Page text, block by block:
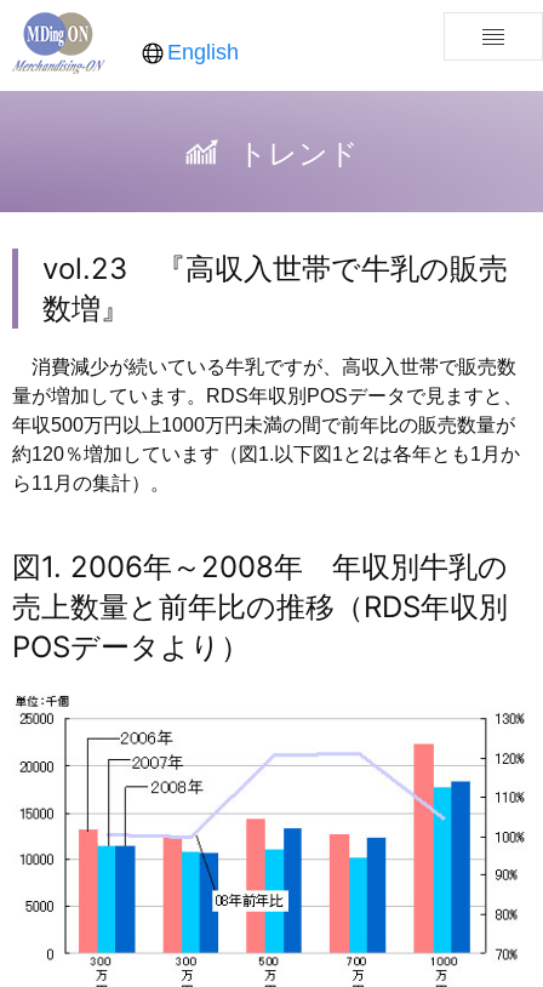
English
トレンド
vol.23 『高収入世帯で牛乳の販売
数増』
消費減少が続いている牛乳ですが、高収入世帯で販売数
量が増加しています。RDS年収別POSデータで見ますと、
年収500万円以上1000万円未満の間で前年比の販売数量が
約120％増加しています（図1.以下図1と2は各年とも1月か
ら11月の集計）。
図1. 2006年～2008年 年収別牛乳の
売上数量と前年比の推移（RDS年収別
POSデータより）